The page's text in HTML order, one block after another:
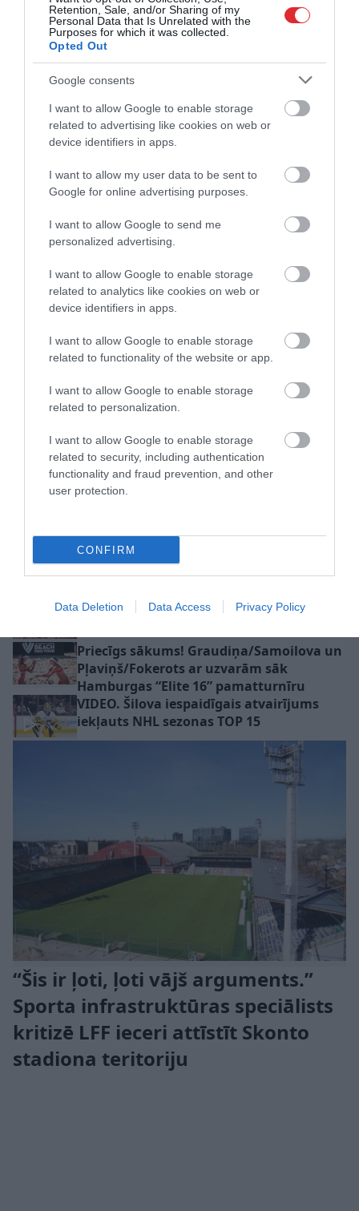
Retention, Sale, and/or Sharing of my
Personal Data that Is Unrelated with the
Purposes for which it was collected.
Opted Out
Google consents
I want to allow Google to enable storage
related to advertising like cookies on web or
device identifiers in apps.
I want to allow my user data to be sent to
Google for online advertising purposes.
I want to allow Google to send me
personalized advertising.
I want to allow Google to enable storage
related to analytics like cookies on web or
device identifiers in apps.
I want to allow Google to enable storage
related to functionality of the website or app.
I want to allow Google to enable storage
related to personalization.
I want to allow Google to enable storage
related to security, including authentication
functionality and fraud prevention, and other
user protection.
CONFIRM
Data Deletion Data Access Privacy Policy
Cīņā par Eirokausu kvalifikācijas
izšķirošo kārtu “Riga” uzņems
Ungārijas čempioni, RFS viesosies
pie “Arsenal” līdzinieces Čehijā
Latvijas volejbolistes
finālturnīram pret vienu
no Eiropas čempionāta
rīkotājām Azerbaidžānu
izkrišanas no A divīzijas
Bedrītim/Rinkevičam neizdodas pārsteigt
Priecīgs sākums! Graudiņa/Samoilova un
Pļaviņš/Fokerots ar uzvarām sāk
Hamburgas “Elite 16” pamatturnīru
VIDEO. Šilova iespaidīgais atvairījums
iekļauts NHL sezonas TOP 15
“Šis ir ļoti, ļoti vājš arguments.”
Sporta infrastruktūras speciālists
kritizē LFF ieceri attīstīt Skonto
stadiona teritoriju